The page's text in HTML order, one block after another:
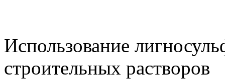
Использование
строительных растворов